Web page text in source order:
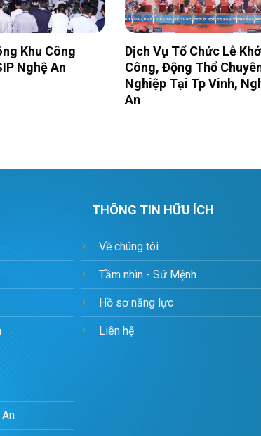
Khu Công
Nghệ An
Dịch Vụ Tổ Chức Lễ
Công, Động Thổ
Nghiệp Tại Tp Vinh,
An
THÔNG TIN HỮU ÍCH
Về chúng tôi
Tầm nhìn - Sứ Mệnh
Hồ sơ năng lực
Liên hệ